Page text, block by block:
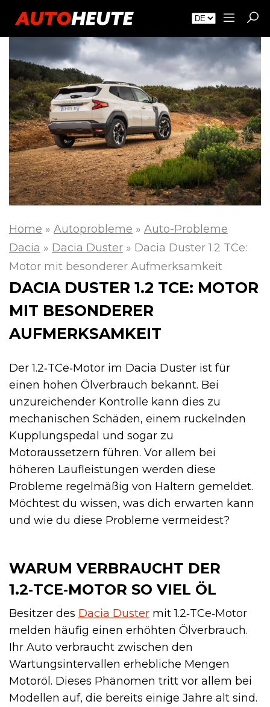
Home » Autoprobleme » Auto-Probleme
Dacia » Dacia Duster » Dacia Duster 1.2 TCe:
Motor mit besonderer Aufmerksamkeit
DACIA DUSTER 1.2 TCE: MOTOR
MIT BESONDERER
AUFMERKSAMKEIT
Der 1.2‑TCe‑Motor im Dacia Duster ist für
einen hohen Ölverbrauch bekannt. Bei
unzureichender Kontrolle kann dies zu
mechanischen Schäden, einem ruckelnden
Kupplungspedal und sogar zu
Motoraussetzern führen. Vor allem bei
höheren Laufleistungen werden diese
Probleme regelmäßig von Haltern gemeldet.
Möchtest du wissen, was dich erwarten kann
und wie du diese Probleme vermeidest?
WARUM VERBRAUCHT DER
1.2‑TCE‑MOTOR SO VIEL ÖL
Besitzer des Dacia Duster mit 1.2‑TCe‑Motor
melden häufig einen erhöhten Ölverbrauch.
Ihr Auto verbraucht zwischen den
Wartungsintervallen erhebliche Mengen
Motoröl. Dieses Phänomen tritt vor allem bei
Modellen auf, die bereits einige Jahre alt sind.